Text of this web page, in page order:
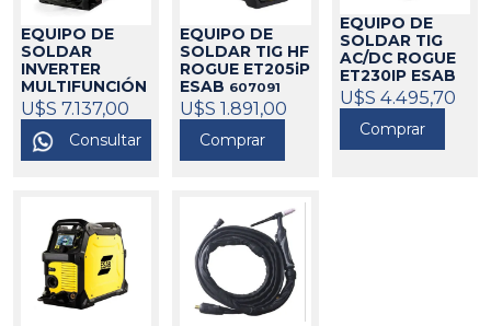
EQUIPO DE
SOLDAR
INVERTER
MULTIFUNCIÓN
REBEL 235I
ESAB607014
U$S 7.137,00
Consultar
EQUIPO DE
SOLDAR TIG HF
ROGUE ET205iP
ESAB 607091
U$S 1.891,00
Comprar
EQUIPO DE
SOLDAR TIG
AC/DC ROGUE
ET230IP ESAB
230A607088
U$S 4.495,70
Comprar